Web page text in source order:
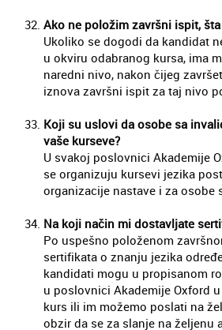
Ako ne položim završni ispit,
Ukoliko se dogodi da kandidat
u okviru odabranog kursa, ima
naredni nivo, nakon čijeg
iznova završni ispit za taj nivo
Koji su uslovi da osobe sa
vaše kurseve?
U svakoj poslovnici Akademije
se organizuju kursevi jezika
organizacije nastave i za osobe
Na koji način mi dostavljate
Po uspešno položenom
sertifikata o znanju jezika
kandidati mogu u propisanom
u poslovnici Akademije Oxford
kurs ili im možemo poslati na
obzir da se za slanje na željenu